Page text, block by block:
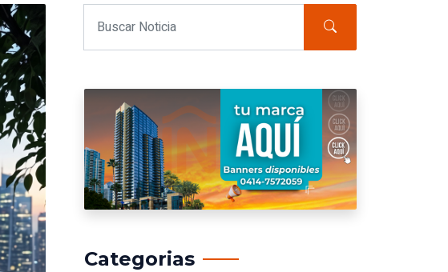
Categorias